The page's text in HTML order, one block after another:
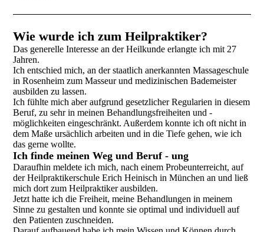
Wie wurde ich zum Heilpraktiker?
Das generelle Interesse an der Heilkunde erlangte ich mit 27
Jahren.
Ich entschied mich, an der staatlich anerkannten Massageschule
in Rosenheim zum Masseur und medizinischen Bademeister
ausbilden zu lassen.
Ich fühlte mich aber aufgrund gesetzlicher Regularien in diesem
Beruf, zu sehr in meinen Behandlungsfreiheiten und -
möglichkeiten eingeschränkt. Außerdem konnte ich oft nicht in
dem Maße ursächlich arbeiten und in die Tiefe gehen, wie ich
das gerne wollte.
Ich finde meinen Weg und Beruf - ung
Daraufhin meldete ich mich, nach einem Probeunterreicht, auf
der Heilpraktikerschule Erich Heinisch in München an und ließ
mich dort zum Heilpraktiker ausbilden.
Jetzt hatte ich die Freiheit, meine Behandlungen in meinem
Sinne zu gestalten und konnte sie optimal und individuell auf
den Patienten zuschneiden.